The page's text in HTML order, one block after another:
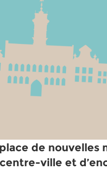
de nouvelles
ville et